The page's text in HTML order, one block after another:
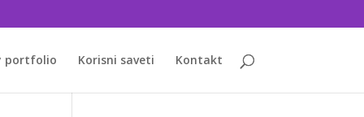
portfolio Korisni saveti Kontakt